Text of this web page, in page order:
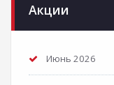
Акции
Июнь 2026